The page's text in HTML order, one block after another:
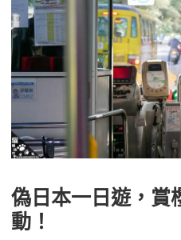
偽日本一日遊，賞
動！